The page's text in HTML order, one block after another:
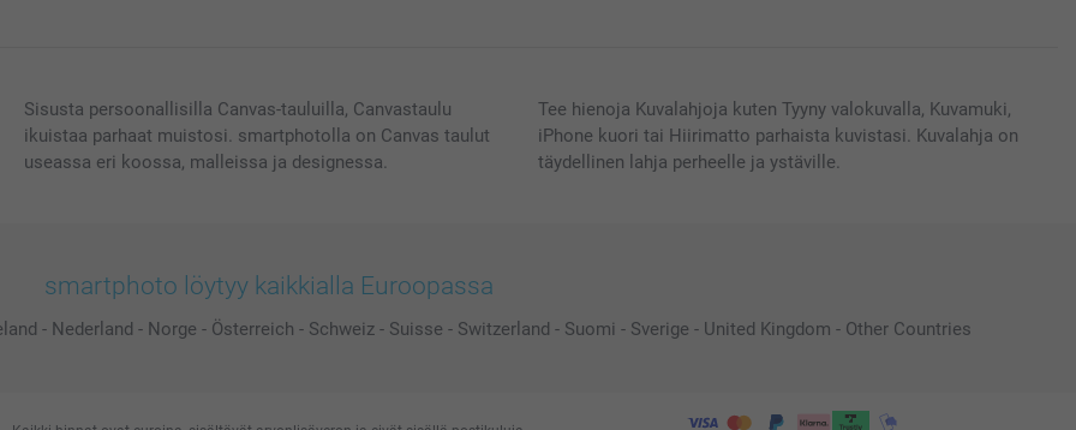
Sisusta persoonallisilla Canvas-tauluilla, Canvastaulu
ikuistaa parhaat muistosi. smartphotolla on Canvas taulut
useassa eri koossa, malleissa ja designessa.
Tee hienoja Kuvalahjoja kuten Tyyny valokuvalla, Kuvamuki,
iPhone kuori tai Hiirimatto parhaista kuvistasi. Kuvalahja on
täydellinen lahja perheelle ja ystäville.
smartphoto löytyy kaikkialla Euroopassa
- Nederland - Norge - Österreich - Schweiz - Suisse - Switzerland - Suomi - Sverige - United Kingdom - Other Countries